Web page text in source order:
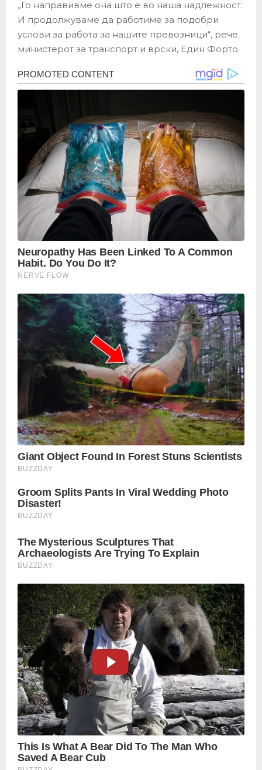
„Го направивме она што е во наша надлежност.
И продолжуваме да работиме за подобри
услови за работа за нашите превозници“, рече
министерот за транспорт и врски, Един Форто.